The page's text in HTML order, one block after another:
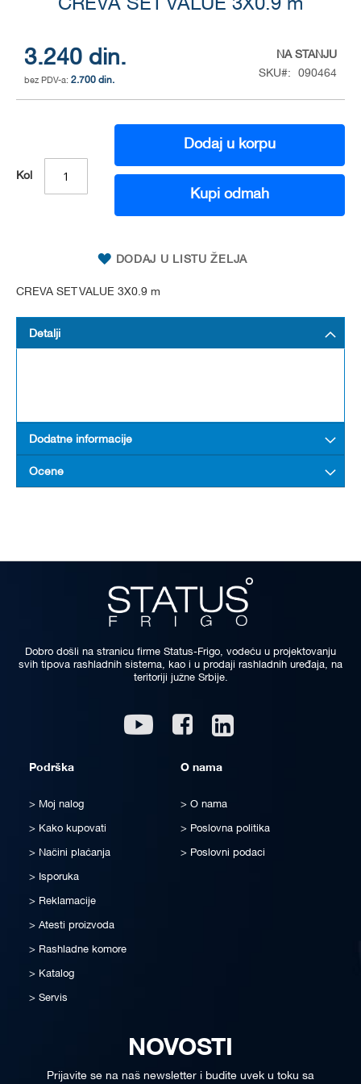
CREVA SET VALUE 3X0.9 m
3.240 din.
2.700 din.
NA STANJU
SKU
090464
Kol
Dodaj u korpu
Kupi odmah
DODAJ U LISTU ŽELJA
CREVA SET VALUE 3X0.9 m
of
the
images
gallery
Detalji
Dodatne informacije
Ocene
Dobro došli na stranicu firme Status-Frigo, vodeću u projektovanju
svih tipova rashladnih sistema, kao i u prodaji rashladnih uređaja, na
teritoriji južne Srbije.
Youtube Facebook
Podrška
Moj nalog
Kako kupovati
Načini plaćanja
Isporuka
Reklamacije
Atesti proizvoda
Rashladne komore
Katalog
Servis
O nama
O nama
Poslovna politika
Poslovni podaci
NOVOSTI
Prijavite se na naš newsletter i budite uvek u toku sa